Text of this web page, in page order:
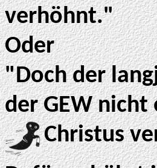
verhöhnt."
Oder
"Doch der
der GEW nicht
Christus